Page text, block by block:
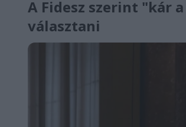
A Fidesz szerint "kár
választani